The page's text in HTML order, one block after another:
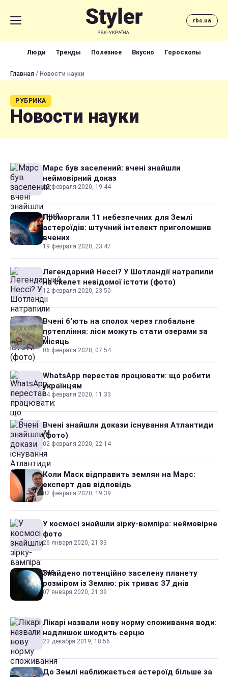
rbc.ua
Люди Тренды Полезное Вкусно Гороскопы
Главная / Новости науки
РУБРИКА
Новости науки
Марс був заселений: вчені знайшли
неймовірний доказ
25 февраля 2020, 19:44
Проморгали 11 небезпечних для Землі
астероїдів: штучний інтелект приголомшив
вчених
19 февраля 2020, 23:47
Легендарний Нессі? У Шотландії натрапили
на скелет невідомої істоти (фото)
12 февраля 2020, 23:50
Вчені б'ють на сполох через глобальне
потепління: ліси можуть стати озерами за
місяць
06 февраля 2020, 07:54
WhatsApp перестав працювати: що робити
українцям
04 февраля 2020, 11:33
Вчені знайшли докази існування Атлантиди
(фото)
02 февраля 2020, 22:14
Коли Маск відправить землян на Марс:
експерт дав відповідь
02 февраля 2020, 19:39
У космосі знайшли зірку-вампіра: неймовірне
фото
26 января 2020, 21:33
Знайдено потенційно заселену планету
розміром із Землю: рік триває 37 днів
07 января 2020, 21:39
Лікарі назвали нову норму споживання води:
надлишок шкодить серцю
23 декабря 2019, 18:56
До Землі наближається астероїд більше за